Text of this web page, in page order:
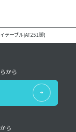
テーブル(AT251脚)
から
ら